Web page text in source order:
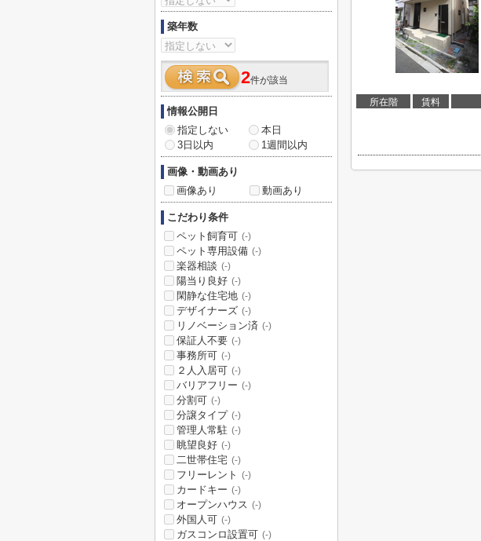
所在階 賃料
築年数
2件が該当
情報公開日
指定しない
本日
3日以内
1週間以内
画像・動画あり
画像あり
動画あり
こだわり条件
ペット飼育可 (-)
ペット専用設備 (-)
楽器相談 (-)
陽当り良好 (-)
閑静な住宅地 (-)
デザイナーズ (-)
リノベーション済 (-)
保証人不要 (-)
事務所可 (-)
２人入居可 (-)
バリアフリー (-)
分割可 (-)
分譲タイプ (-)
管理人常駐 (-)
眺望良好 (-)
二世帯住宅 (-)
フリーレント (-)
カードキー (-)
オープンハウス (-)
外国人可 (-)
ガスコンロ設置可 (-)